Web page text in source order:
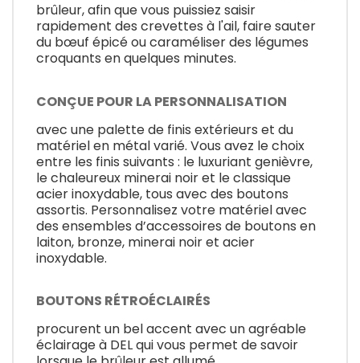
brûleur, afin que vous puissiez saisir
rapidement des crevettes à l'ail, faire sauter
du bœuf épicé ou caraméliser des légumes
croquants en quelques minutes.
CONÇUE POUR LA PERSONNALISATION
avec une palette de finis extérieurs et du
matériel en métal varié. Vous avez le choix
entre les finis suivants : le luxuriant genièvre,
le chaleureux minerai noir et le classique
acier inoxydable, tous avec des boutons
assortis. Personnalisez votre matériel avec
des ensembles d’accessoires de boutons en
laiton, bronze, minerai noir et acier
inoxydable.
BOUTONS RÉTROÉCLAIRÉS
procurent un bel accent avec un agréable
éclairage à DEL qui vous permet de savoir